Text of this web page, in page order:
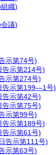
織)
議)
示第74号)
告示第214号)
示第274号)
告示第199―1号)
告示第42号)
告示第75号)
示第99号)
告示第189号)
告示第61号)
告示第111号)
示第63号)